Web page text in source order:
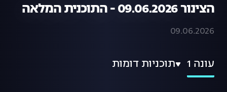
הצינור 09.06.2026 - התוכנית המלאה
09.06.2026
עונה 1 תוכניות דומות